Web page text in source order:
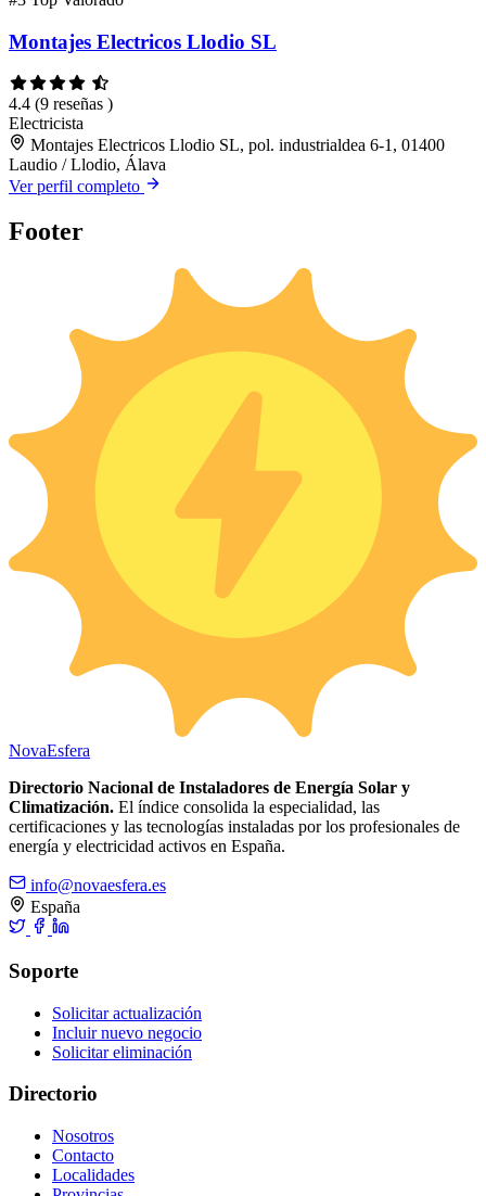
Montajes Electricos Llodio SL
4.4 (9 reseñas )
Electricista
Montajes Electricos Llodio SL, pol. industrialdea 6-1, 01400
Laudio / Llodio, Álava
Ver perfil completo
Footer
NovaEsfera
Directorio Nacional de Instaladores de Energía Solar y
Climatización. El índice consolida la especialidad, las
certificaciones y las tecnologías instaladas por los profesionales de
energía y electricidad activos en España.
info@novaesfera.es
España
Soporte
Solicitar actualización
Incluir nuevo negocio
Solicitar eliminación
Directorio
Nosotros
Contacto
Localidades